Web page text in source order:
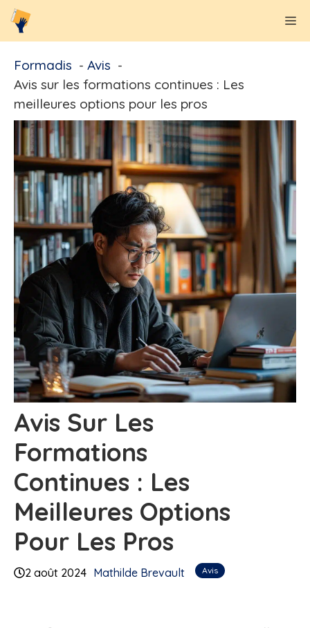
Aller
au
Formadis
Avis
Avis sur les formations continues : Les
meilleures options pour les pros
Avis Sur Les
Formations
Continues : Les
Meilleures Options
Pour Les Pros
2 août 2024 Mathilde Brevault Avis